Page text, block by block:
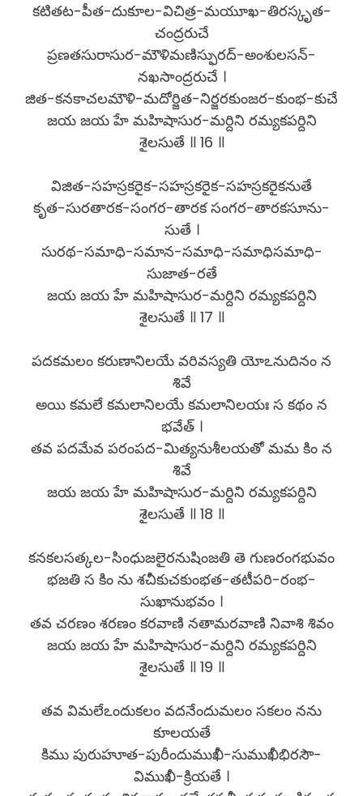
కటితట-పీత-దుకూల-విచిత్ర-మయూఖ-తిరస్కృత-
చంద్రరుచే
ప్రణతసురాసుర-మౌళిమణిస్ఫురద్-అంశులసన్-
నఖసాంద్రరుచే ।
జిత-కనకాచలమౌళి-మదోర్జిత-నిర్జరకుంజర-కుంభ-కుచే
జయ జయ హే మహిషాసుర-మర్దిని రమ్యకపర్దిని
శైలసుతే ॥ 16 ॥
విజిత-సహస్రకరైక-సహస్రకరైక-సహస్రకరైకనుతే
కృత-సురతారక-సంగర-తారక సంగర-తారకసూను-
సుతే ।
సురథ-సమాధి-సమాన-సమాధి-సమాధిసమాధి-
సుజాత-రతే
జయ జయ హే మహిషాసుర-మర్దిని రమ్యకపర్దిని
శైలసుతే ॥ 17 ॥
పదకమలం కరుణానిలయే వరివస్యతి యోఽనుదినం న
శివే
అయి కమలే కమలానిలయే కమలానిలయః స కథం న
భవేత్ ।
తవ పదమేవ పరంపద-మిత్యనుశీలయతో మమ కిం న
శివే
జయ జయ హే మహిషాసుర-మర్దిని రమ్యకపర్దిని
శైలసుతే ॥ 18 ॥
కనకలసత్కల-సింధుజలైరనుషింజతి తె గుణరంగభువం
భజతి స కిం ను శచీకుచకుంభత-తటీపరి-రంభ-
సుఖానుభవం ।
తవ చరణం శరణం కరవాణి నతామరవాణి నివాశి శివం
జయ జయ హే మహిషాసుర-మర్దిని రమ్యకపర్దిని
శైలసుతే ॥ 19 ॥
తవ విమలేఽందుకలం వదనేందుమలం సకలం నను
కూలయతే
కిము పురుహూత-పురీందుముఖీ-సుముఖీభిరసౌ-
విముఖీ-క్రియతే ।